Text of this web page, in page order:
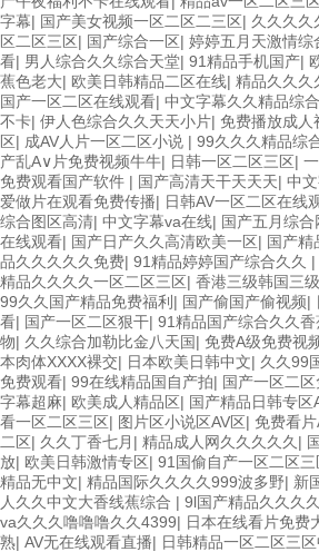
字幕| 国产美女视频一区二区二三区| 久久久久
区二区三区| 国产综合一区| 婷婷五月天激情综
看| 男人综合久久综合天堂| 91精品手机国产|
蕉色老大| 欧美日韩精品二区在线| 精品久久久
国产一区二区在线观看| 中文字幕久久精品综
不卡| 伊人色综合久久天天小片| 免费播放成人
区| 成AV人片一区二区小说 | 99久久久精品综
产乱A∨片免费视频牛牛| 日韩一区二区三区|
免费观看国产软件 | 国产高清天干天天天| 中
爱做片在观看免费传播| 日韩AV一区二区在线
综合图区高清| 中文字幕va在线| 国产五月综合
在线观看| 国产日产久久高清欧美一区| 国产精
品久久久久久免费| 91精品婷婷国产综合久久 |
精品久久久久一区二区三区| 香港三级韩国三
99久久国产精品免费福利 | 国产偷国产偷视频|
看| 国产一区二区狠干| 91精品国产综合久久香
物| 久久综合加勒比金八天国| 免费A级免费视
本肉体XXXX裸交| 日本欧美日韩中文| 久久99
免费观看| 99在线精品国自产拍| 国产一区二
字幕超麻| 欧美成人精品区| 国产精品日韩专区
看一区二区三区| 图片区小说区AV区| 免费看
二区| 久久丁香七月 | 精品成人网久久久久久 |
放| 欧美日韩激情专区| 91国偷自产一区二区
精品无中文| 精品国际久久久久999波多野| 新
人久久中文大香线蕉综合 | 9l国产精品久久久久
va久久久噜噜噜久久4399| 日本在线看片免费
熟| AV无在线观看直播| 日韩精品一区二区三